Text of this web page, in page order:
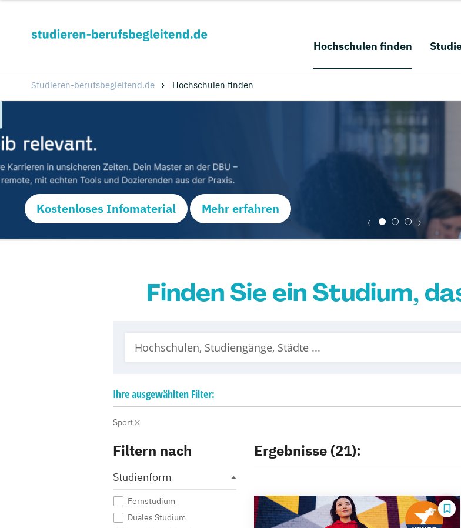
Hochschulen finden
Studieren-berufsbegleitend.de Hochschulen finden
Kostenloses Infomaterial Mehr erfahren
Finden Sie ein Studium,
Ihreausgewählten Filter:
Sport
Filtern nach
Studienform
Fernstudium
Duales Studium
Ergebnisse (21):